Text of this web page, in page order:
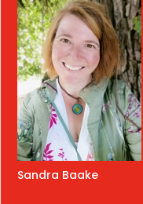
Sandra Baake